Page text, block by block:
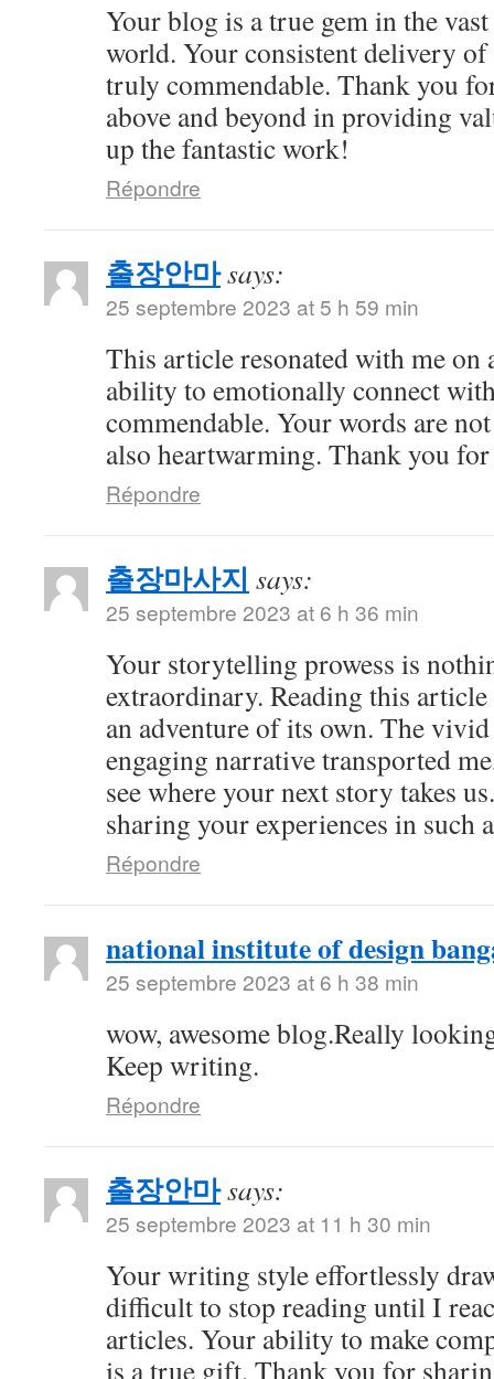
Your blog is a true gem in the
world. Your consistent delivery
truly commendable. Thank you
above and beyond in providing
up the fantastic work!
Répondre
출장안마says:
25 septembre 2023 at 5 h 59 min
This article resonated with me on
ability to emotionally connect
commendable. Your words are
also heartwarming. Thank you
Répondre
출장마사지 says:
25 septembre 2023 at 6 h 36 min
Your storytelling prowess is
extraordinary. Reading this
an adventure of its own. The
engaging narrative transported
see where your next story takes
sharing your experiences in such
Répondre
national institute of design
25 septembre 2023 at 6 h 38 min
wow, awesome blog.Really
Keep writing.
Répondre
출장안마says:
25 septembre 2023 at 11 h 30 min
Your writing style effortlessly
difficult to stop reading until I
articles. Your ability to make
is a true gift. Thank you for